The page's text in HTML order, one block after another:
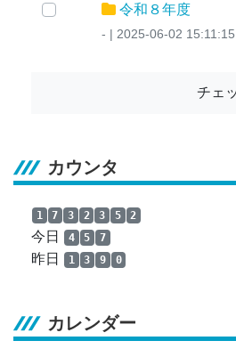
カウンタ
1 7 3 2 3 5 2
今日 4 5 7
昨日 1 3 9 0
カレンダー
令和８年度
- | 2025-06-02 15:11:15
チェ